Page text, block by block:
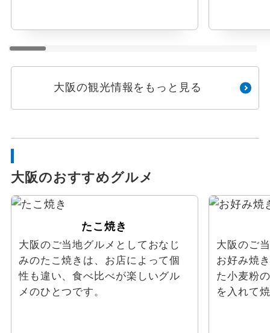
大阪の観光情報をもっと見る
大阪のおすすめグルメ
たこ焼き
大阪のご当地グルメとしておなじ
みのたこ焼きは、お店によって個
性も違い、食べ比べが楽しいグル
メのひとつです。
大阪のご
お好み焼
た小麦粉
を入れて